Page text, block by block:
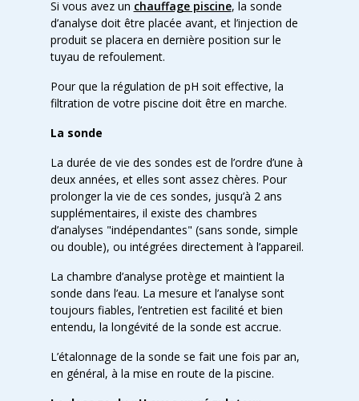
Si vous avez un chauffage piscine, la sonde
d’analyse doit être placée avant, et l’injection de
produit se placera en dernière position sur le
tuyau de refoulement.
Pour que la régulation de pH soit effective, la
filtration de votre piscine doit être en marche.
La sonde
La durée de vie des sondes est de l’ordre d’une à
deux années, et elles sont assez chères. Pour
prolonger la vie de ces sondes, jusqu’à 2 ans
supplémentaires, il existe des chambres
d’analyses "indépendantes" (sans sonde, simple
ou double), ou intégrées directement à l’appareil.
La chambre d’analyse protège et maintient la
sonde dans l’eau. La mesure et l’analyse sont
toujours fiables, l’entretien est facilité et bien
entendu, la longévité de la sonde est accrue.
L’étalonnage de la sonde se fait une fois par an,
en général, à la mise en route de la piscine.